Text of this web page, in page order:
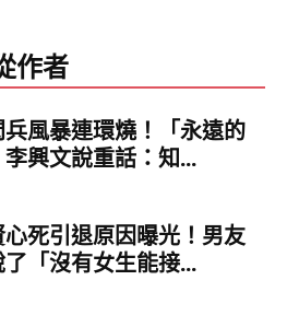
作者
兵風暴連環燒！「永遠的
興文說重話：知...
心死引退原因曝光！男友
了「沒有女生能接...